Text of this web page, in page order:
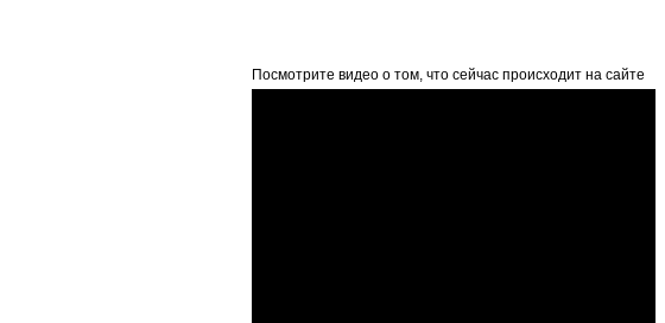
Посмотрите видео о том, что сейчас происходит на сайте